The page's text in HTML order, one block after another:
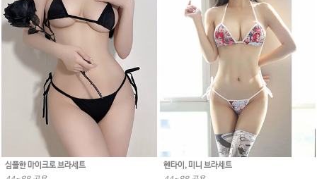
심플한 마이크로 브라세트 헨타이, 미니 브라세트